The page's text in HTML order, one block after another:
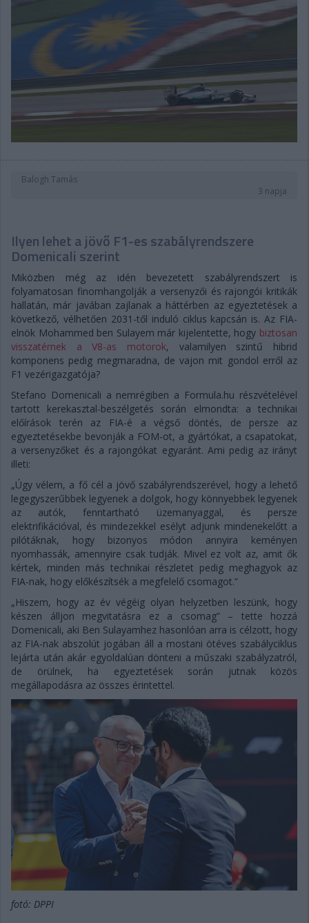
Balogh Tamás
3 napja
Ilyen lehet a jövő F1-es szabályrendszere
Domenicali szerint
Miközben még az idén bevezetett szabályrendszert is
folyamatosan finomhangolják a versenyzői és rajongói kritikák
hallatán, már javában zajlanak a háttérben az egyeztetések a
következő, vélhetően 2031-től induló ciklus kapcsán is. Az FIA-
elnök Mohammed ben Sulayem már kijelentette, hogy biztosan
visszatérnek a V8-as motorok, valamilyen szintű hibrid
komponens pedig megmaradna, de vajon mit gondol erről az
F1 vezérigazgatója?
Stefano Domenicali a nemrégiben a Formula.hu részvételével
tartott kerekasztal-beszélgetés során elmondta: a technikai
előírások terén az FIA-é a végső döntés, de persze az
egyeztetésekbe bevonják a FOM-ot, a gyártókat, a csapatokat,
a versenyzőket és a rajongókat egyaránt. Ami pedig az irányt
illeti:
„Úgy vélem, a fő cél a jövő szabályrendszerével, hogy a lehető
legegyszerűbbek legyenek a dolgok, hogy könnyebbek legyenek
az autók, fenntartható üzemanyaggal, és persze
elektrifikációval, és mindezekkel esélyt adjunk mindenekelőtt a
pilótáknak, hogy bizonyos módon annyira keményen
nyomhassák, amennyire csak tudják. Mivel ez volt az, amit ők
kértek, minden más technikai részletet pedig meghagyok az
FIA-nak, hogy előkészítsék a megfelelő csomagot.”
„Hiszem, hogy az év végéig olyan helyzetben leszünk, hogy
készen álljon megvitatásra ez a csomag” – tette hozzá
Domenicali, aki Ben Sulayamhez hasonlóan arra is célzott, hogy
az FIA-nak abszolút jogában áll a mostani ötéves szabályciklus
lejárta után akár egyoldalúan dönteni a műszaki szabályzatról,
de örülnek, ha egyeztetések során jutnak közös
megállapodásra az összes érintettel.
fotó: DPPI